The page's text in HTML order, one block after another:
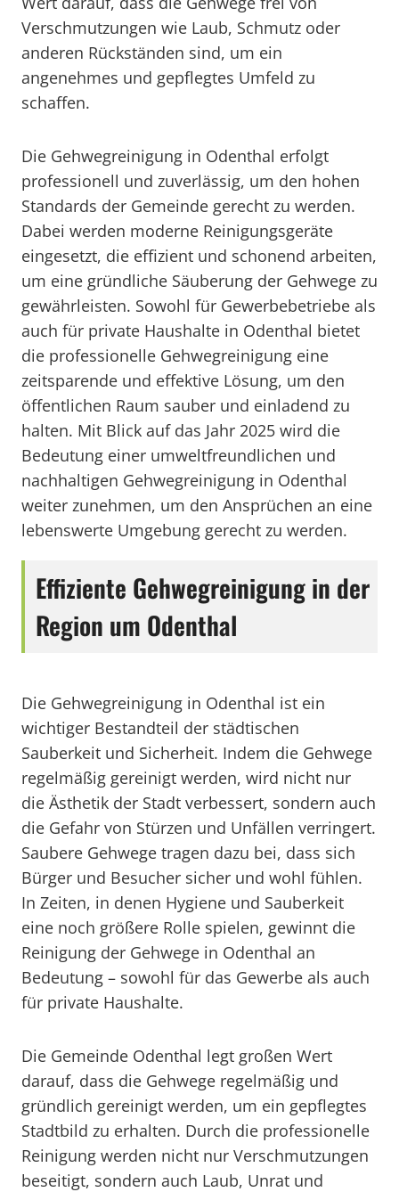
Verschmutzungen wie Laub, Schmutz oder
anderen Rückständen sind, um ein
angenehmes und gepflegtes Umfeld zu
schaffen.
Die Gehwegreinigung in Odenthal erfolgt
professionell und zuverlässig, um den hohen
Standards der Gemeinde gerecht zu werden.
Dabei werden moderne Reinigungsgeräte
eingesetzt, die effizient und schonend arbeiten,
um eine gründliche Säuberung der Gehwege zu
gewährleisten. Sowohl für Gewerbebetriebe als
auch für private Haushalte in Odenthal bietet
die professionelle Gehwegreinigung eine
zeitsparende und effektive Lösung, um den
öffentlichen Raum sauber und einladend zu
halten. Mit Blick auf das Jahr 2025 wird die
Bedeutung einer umweltfreundlichen und
nachhaltigen Gehwegreinigung in Odenthal
weiter zunehmen, um den Ansprüchen an eine
lebenswerte Umgebung gerecht zu werden.
Effiziente Gehwegreinigung in der
Region um Odenthal
Die Gehwegreinigung in Odenthal ist ein
wichtiger Bestandteil der städtischen
Sauberkeit und Sicherheit. Indem die Gehwege
regelmäßig gereinigt werden, wird nicht nur
die Ästhetik der Stadt verbessert, sondern auch
die Gefahr von Stürzen und Unfällen verringert.
Saubere Gehwege tragen dazu bei, dass sich
Bürger und Besucher sicher und wohl fühlen.
In Zeiten, in denen Hygiene und Sauberkeit
eine noch größere Rolle spielen, gewinnt die
Reinigung der Gehwege in Odenthal an
Bedeutung – sowohl für das Gewerbe als auch
für private Haushalte.
Die Gemeinde Odenthal legt großen Wert
darauf, dass die Gehwege regelmäßig und
gründlich gereinigt werden, um ein gepflegtes
Stadtbild zu erhalten. Durch die professionelle
Reinigung werden nicht nur Verschmutzungen
beseitigt, sondern auch Laub, Unrat und